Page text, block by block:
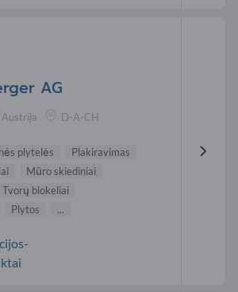
AG
Austrija D-A-CH
plytelės
Plakiravimas
Mūro skiediniai
Tvorų blokeliai
Plytos ...